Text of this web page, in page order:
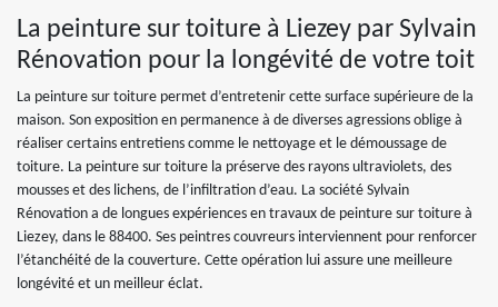
La peinture sur toiture à Liezey par Sylvain
Rénovation pour la longévité de votre toit
La peinture sur toiture permet d’entretenir cette surface supérieure de la
maison. Son exposition en permanence à de diverses agressions oblige à
réaliser certains entretiens comme le nettoyage et le démoussage de
toiture. La peinture sur toiture la préserve des rayons ultraviolets, des
mousses et des lichens, de l’infiltration d’eau. La société Sylvain
Rénovation a de longues expériences en travaux de peinture sur toiture à
Liezey, dans le 88400. Ses peintres couvreurs interviennent pour renforcer
l’étanchéité de la couverture. Cette opération lui assure une meilleure
longévité et un meilleur éclat.